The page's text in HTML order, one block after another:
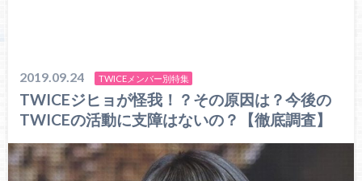
2019.09.24 TWICEメンバー別特集
TWICEジヒョが怪我！？その原因は？今後の
TWICEの活動に支障はないの？【徹底調査】